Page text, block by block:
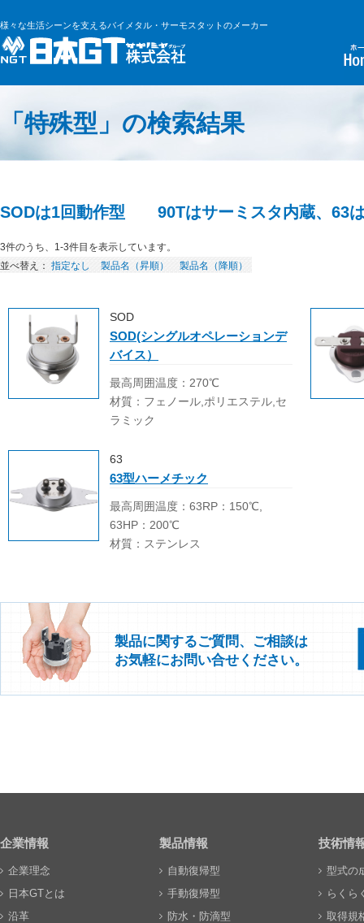
様々な生活シーンを支えるバイメタル・サーモスタットのメーカー
「特殊型」の検索結果
SODは1回動作型 90Tはサーミスタ内蔵、63
3件のうち、1-3件目を表示しています。
並べ替え： 指定なし 製品名（昇順） 製品名（降順）
SOD
SOD(シングルオペレーションデ
バイス）
最高周囲温度：270℃
材質：フェノール,ポリエステル,セ
ラミック
63
63型ハーメチック
最高周囲温度：63RP：150℃,
63HP：200℃
材質：ステンレス
製品に関するご質問、ご相談は
お気軽にお問い合せください。
企業情報
企業理念
日本GTとは
沿革
製品情報
自動復帰型
手動復帰型
防水・防滴型
技術情
型式の
らくら
取得規